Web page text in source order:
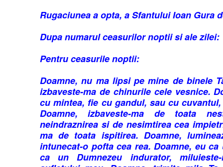
Rugaciunea a opta, a Sfantului Ioan Gura
Dupa numarul ceasurilor noptii si ale zilei:
Pentru ceasurile noptii:
Doamne, nu ma lipsi pe mine de binele
izbaveste-ma de chinurile cele vesnice.
cu mintea, fie cu gandul, sau cu
Doamne, izbaveste-ma de toata
neindraznirea si de nesimtirea cea
ma de toata ispitirea. Doamne,
intunecat-o pofta cea rea. Doamne, eu
ca un Dumnezeu indurator,